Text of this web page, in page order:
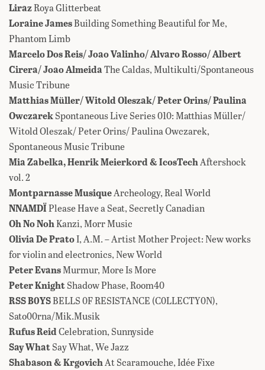
LirazRoya Glitterbeat
Loraine JamesBuilding Something Beautiful for Me,
Phantom Limb
Marcelo Dos Reis/ Joao Valinho/ Alvaro Rosso/ Albert
Cirera/ Joao AlmeidaThe Caldas, Multikulti/Spontaneous
Music Tribune
Matthias Müller/ Witold Oleszak/ Peter Orins/ Paulina
OwczarekSpontaneous Live Series 010: Matthias Müller/
Witold Oleszak/ Peter Orins/ Paulina Owczarek,
Spontaneous Music Tribune
Mia Zabelka, Henrik Meierkord & IcosTechAftershock
vol. 2
MontparnasseMusiqueArcheology, Real World
NNAMDÏPlease Have a Seat, Secretly Canadian
Oh No NohKanzi, Morr Music
Olivia De PratoI, A​.​M. – Artist Mother Project: New works
for violin and electronics, New World
Peter EvansMurmur, More Is More
Peter KnightShadow Phase, Room40
RSS B0YSBELLS 0F RESISTANCE (C0LLECTY0N),
Sato00rna/Mik.Musik
Rufus ReidCelebration, Sunnyside
Say WhatSay What, We Jazz
Shabason & KrgovichAt Scaramouche, Idée Fixe